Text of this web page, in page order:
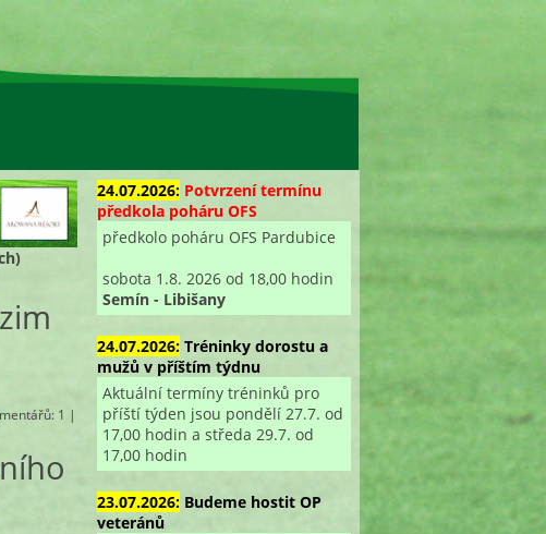
: 1 |
24.07.2026: Potvrzení termínu
předkola poháru OFS
předkolo poháru OFS Pardubice
sobota 1.8. 2026 od 18,00 hodin
Semín - Libišany
24.07.2026: Tréninky dorostu a
mužů v příštím týdnu
Aktuální termíny tréninků pro
příští týden jsou pondělí 27.7. od
17,00 hodin a středa 29.7. od
17,00 hodin
23.07.2026: Budeme hostit OP
veteránů